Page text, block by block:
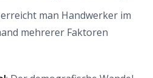
man Handwerker im
mehrerer Faktoren